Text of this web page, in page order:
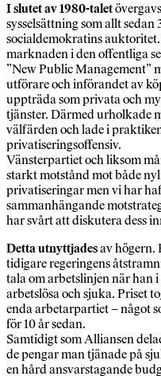
I slutet av 1980-talet
sysselsättning som allt
socialdemokratins
marknaden i den offentliga
”New Public Management”
utförare och införandet av
uppträda som privata och
tjänster. Därmed urholkade
välfärden och lade i
privatiseringsoffensiv.
Vänsterpartiet och liksom
starkt motstånd mot både
privatiseringar men vi har
sammanhängande
har svårt att diskutera dess
Detta utnyttjadesav högern.
tidigare regeringens
tala om arbetslinjen när han
arbetslösa och sjuka. Priset
enda arbetarpartiet – något
för 10 år sedan.
Samtidigt som Alliansen
de pengar man tjänade på
en hård ansvarstagande